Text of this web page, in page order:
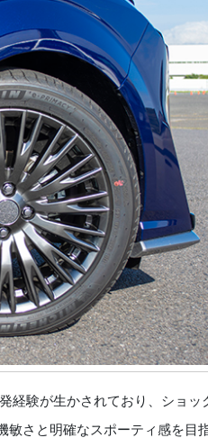
経験が生かされており、ショッ
さと明確なスポーティ感を目